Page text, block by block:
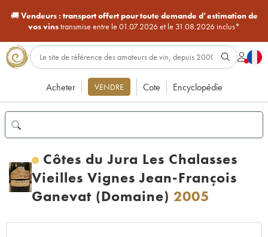
🚚Vendeurs : transport offert pour toute demande d’estimation de
vos vinstransmise entre le 01.07.2026 et le 31.08.2026 inclus*
Acheter VENDRE Cote Encyclopédie
Côtes du Jura Les Chalasses
Vieilles Vignes Jean-François
Ganevat (Domaine) 2005